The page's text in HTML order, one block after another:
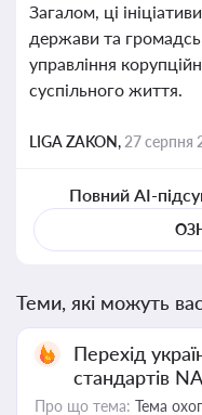
Загалом, ці
держави та
управління
суспільного життя.
LIGA ZAKON, 27 серпня
Повний AI-
Теми, які можуть
Перехід
стандартів
Про що тема: Тема